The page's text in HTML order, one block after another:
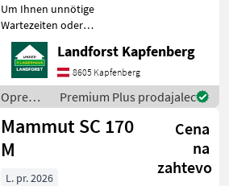
Um Ihnen unnötige
Wartezeiten oder
Wegstrecken zu ersparen,
bitten wir Sie um vorherige
Kontaktaufnahme, falls Sie
eine unserer Maschinen
besichtigen bzw. Probe fahr
Landforst Kapfenberg
8605 Kapfenberg
Oprema
za
krmljenje
/
Mammut
Premium Plus prodajalec
Mammut SC 170
M
Cena
na
zahtevo
L. pr. 2026